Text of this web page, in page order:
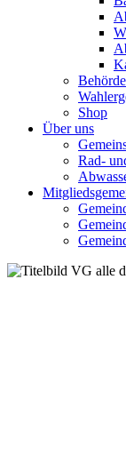
Shop
Über uns
Rad-